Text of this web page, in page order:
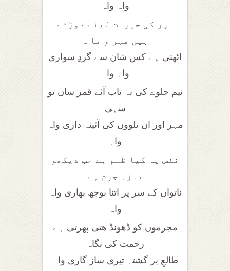
واہ واہ
نور کی خیرات لینے دوڑتے
ہیں مہر و ما ہ
اٹھتی ہے کس شان سے گردِ سواری
واہ واہ
نیم جلوے کی نہ تاب آئے قمر ساں تو
سہی
مہر اور ان تلووں کی آئینہ داری واہ
واہ
نفس یہ کیا ظلم ہے جب دیکھو
تازہ جرم ہے
ناتواں کے سر پر اتنا بوجھ بھاری واہ
واہ
مجرموں کو ڈھونڈ ھتی پھرتی ہے
رحمت کی نگاہ
طالعِ بر گشتہ تیری ساز گاری واہ